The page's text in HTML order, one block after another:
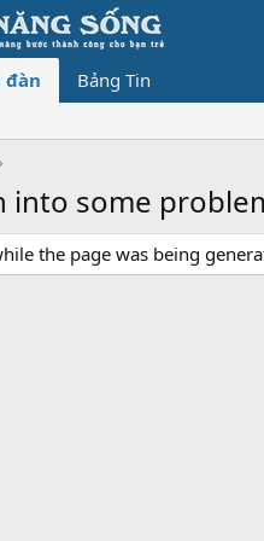
đàn Bảng Tin
into some
the page was being